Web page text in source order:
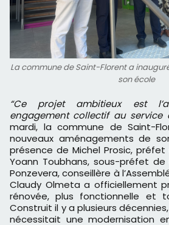
La commune de Saint-Florent a
son école
“Ce projet ambitieux est l’aboutissement d’un
engagement collectif au service
mardi, la commune de Saint-
nouveaux aménagements de
présence de Michel Prosic,
Yoann Toubhans, sous-préfet
Ponzevera, conseillère à
Claudy Olmeta a officiellement
rénovée, plus fonctionnelle et
Construit il y a plusieurs
nécessitait une modernisation